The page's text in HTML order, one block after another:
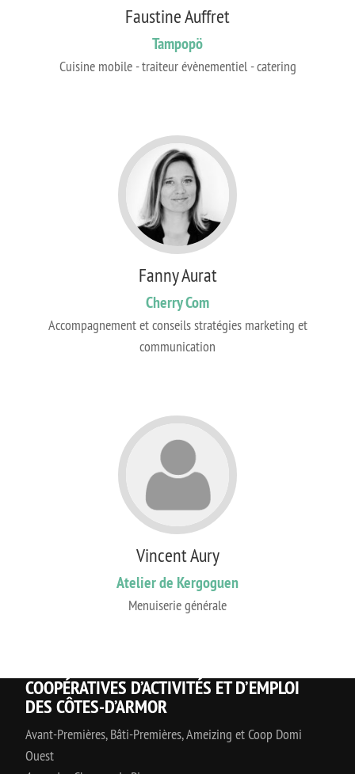
Faustine Auffret
Tampopö
Cuisine mobile - traiteur évènementiel - catering
Fanny Aurat
Cherry Com
Accompagnement et conseils stratégies marketing et
communication
Vincent Aury
Atelier de Kergoguen
Menuiserie générale
COOPÉRATIVES D’ACTIVITÉS ET D’EMPLOI
DES CÔTES-D’ARMOR
Avant-Premières, Bâti-Premières, Ameizing et Coop Domi
Ouest